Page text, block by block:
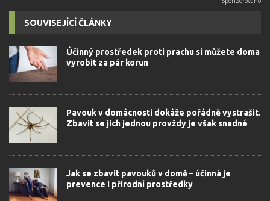
SOUVISEJÍCÍ ČLÁNKY
Účinný prostředek proti prachu si můžete doma
vyrobit za pár korun
Pavouk v domácnosti dokáže pořádně vystrašit.
Zbavit se jich jednou provždy je však snadné
Jak se zbavit pavouků v domě – účinná je
prevence i přírodní prostředky